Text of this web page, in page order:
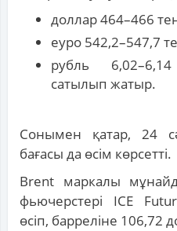
доллар 464–466
еуро 542,2–547,7
рубль
сатылып жатыр.
Сонымен қатар, 24
бағасы да өсім көрсетті.
Brent маркалы
фьючерстері ICE
өсіп, барреліне 106,72